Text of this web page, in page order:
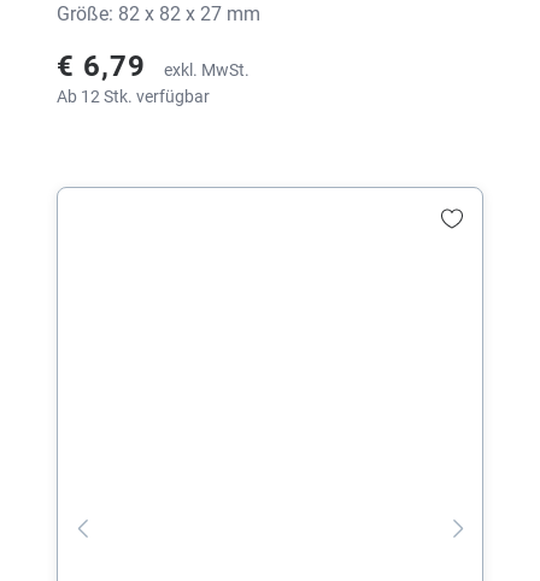
Größe: 82 x 82 x 27 mm
€ 6,79
exkl. MwSt.
Ab 12 Stk. verfügbar